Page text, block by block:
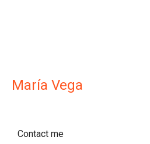
María Vega
Contact me